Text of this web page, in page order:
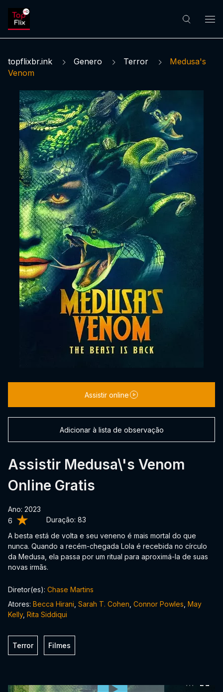
topflixbr.ink Genero Terror
Medusa's
Venom
6 Duração: 83
Assistir Medusa\'s Venom
Online Gratis
Ano: 2023
A besta está de volta e seu veneno é mais mortal do que
nunca. Quando a recém-chegada Lola é recebida no círculo
da Medusa, ela passa por um ritual para aproximá-la de suas
novas irmãs.
Assistir online
Adicionar à lista de observação
Diretor(es): Chase Martins
Atores: Becca Hirani Sarah T. Cohen Connor Powles May
Kelly, Rita Siddiqui
Terror Filmes